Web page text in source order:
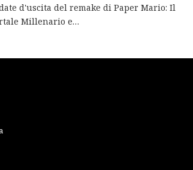
d'uscita del remake di Paper Mario: Il
Millenario e…